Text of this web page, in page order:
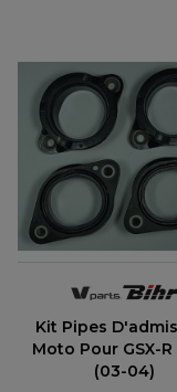
Kit Pipes
Moto Pour GSX-R
(03-04)